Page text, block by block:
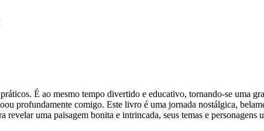
É ao mesmo tempo divertido e educativo, tornando-se uma
profundamente comigo. Este livro é uma jornada nostálgica,
uma paisagem bonita e intrincada, seus temas e